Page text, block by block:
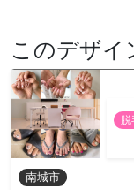
このデザイ
南城市